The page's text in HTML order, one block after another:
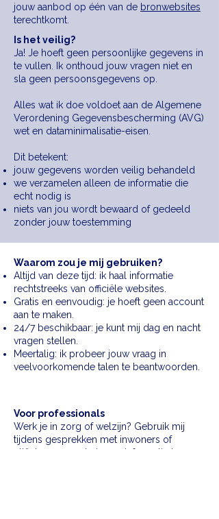
jouw aanbod op één van de bronwebsites
terechtkomt.
Is het veilig?
Ja! Je hoeft geen persoonlijke gegevens in
te vullen. Ik onthoud jouw vragen niet en
sla geen persoonsgegevens op.
Alles wat ik doe voldoet aan de Algemene
Verordening Gegevensbescherming (AVG)
wet en dataminimalisatie-eisen.
Dit betekent:
jouw gegevens worden veilig behandeld
we verzamelen alleen de informatie die
echt nodig is
niets van jou wordt bewaard of gedeeld
zonder jouw toestemming
Waarom zou je mij gebruiken?
Altijd van deze tijd: ik haal informatie
rechtstreeks van officiële websites.
Gratis en eenvoudig: je hoeft geen account
aan te maken.
24/7 beschikbaar: je kunt mij dag en nacht
vragen stellen.
Meertalig: ik probeer jouw vraag in
veelvoorkomende talen te beantwoorden.
Voor professionals
Werk je in zorg of welzijn? Gebruik mij
tijdens gesprekken met inwoners of
cliënten om snel nieuwe informatie te